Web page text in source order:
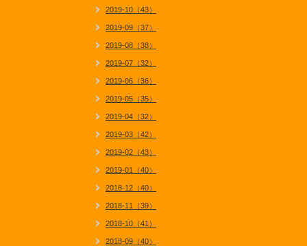
2019-10（43）
2019-09（37）
2019-08（38）
2019-07（32）
2019-06（36）
2019-05（35）
2019-04（32）
2019-03（42）
2019-02（43）
2019-01（40）
2018-12（40）
2018-11（39）
2018-10（41）
2018-09（40）